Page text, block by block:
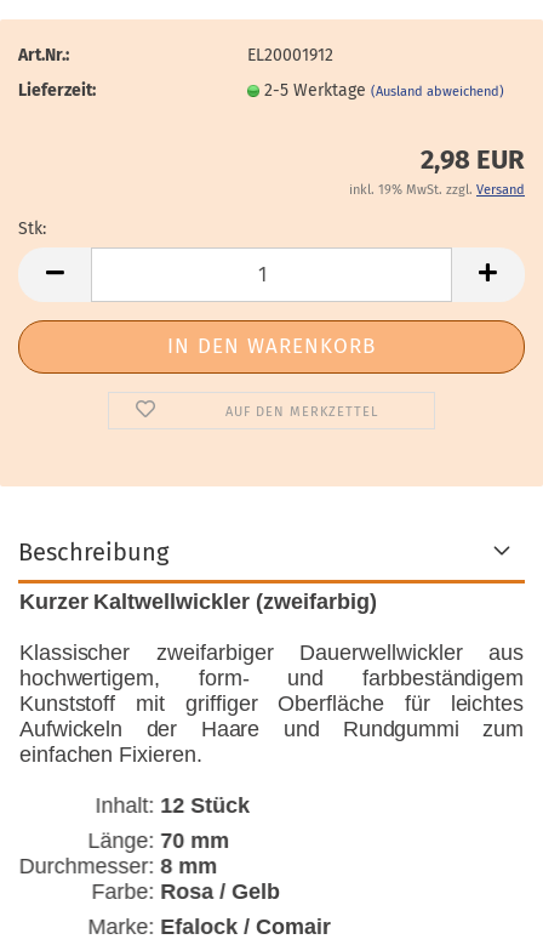
Art.Nr.:
EL20001912
Lieferzeit:
2-5 Werktage(Ausland abweichend)
2,98 EUR
inkl. 19% MwSt. zzgl. Versand
Stk:
Stk
AUF DEN MERKZETTEL
Beschreibung
Kurzer Kaltwellwickler (zweifarbig)
Klassischer zweifarbiger Dauerwellwickler aus
hochwertigem, form- und farbbeständigem
Kunststoff mit griffiger Oberfläche für leichtes
Aufwickeln der Haare und Rundgummi zum
einfachen Fixieren.
Inhalt: 12 Stück
Länge:70 mm
Durchmesser:8 mm
Farbe: Rosa / Gelb
Marke: Efalock / Comair